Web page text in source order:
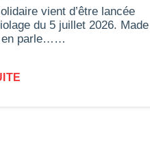
vient d’être lancée
du 5 juillet 2026. Made
en parle……